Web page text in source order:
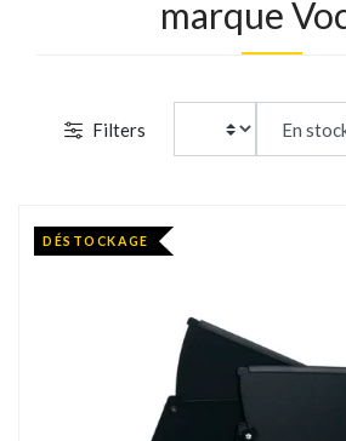
marque
Filters
DÉSTOCKAGE